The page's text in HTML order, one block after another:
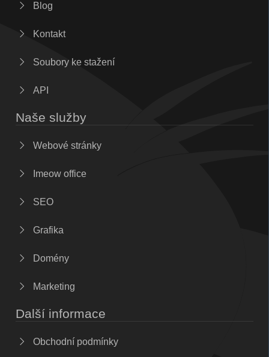
Blog
Kontakt
Soubory ke stažení
API
Naše služby
Webové stránky
Imeow office
SEO
Grafika
Domény
Marketing
Další informace
Obchodní podmínky